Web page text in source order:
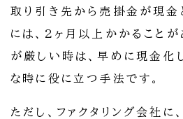
取り引き先から売掛金が現金
には、2ヶ月以上かかることが
が厳しい時は、早めに現金化
な時に役に立つ手法です。
ただし、ファクタリング会社